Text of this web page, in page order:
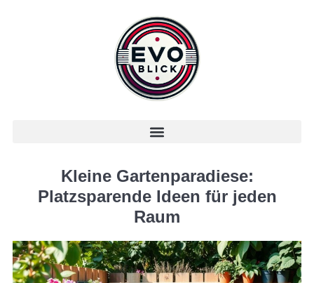
Kleine Gartenparadiese:
Platzsparende Ideen für jeden
Raum